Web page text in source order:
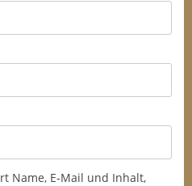
Name, E-Mail und Inhalt,